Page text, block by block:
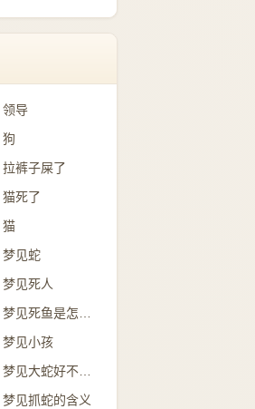
领导
狗
拉裤子屎了
猫死了
猫
梦见蛇
梦见死人
梦见小孩
梦见大蛇好不好？
梦见抓蛇的含义